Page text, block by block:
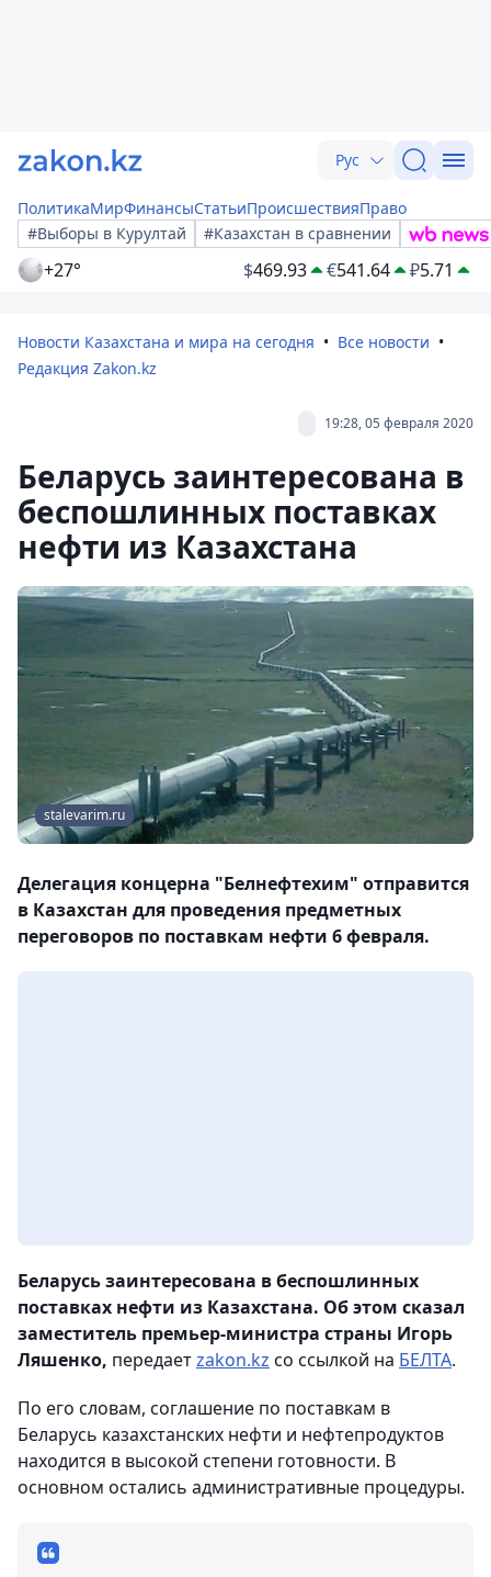
Рус
ПолитикаМирФинансыСтатьиПроисшествияПраво
#Выборы в Курултай
#Казахстан в сравнении
+27° $469.93 €541.64 ₽5.71
Новости Казахстана и мира на сегодня
Все новости
Редакция Zakon.kz
19:28, 05 февраля 2020
Беларусь заинтересована в
беспошлинных поставках
нефти из Казахстана
stalevarim.ru
Делегация концерна "Белнефтехим" отправится
в Казахстан для проведения предметных
переговоров по поставкам нефти 6 февраля.
Беларусь заинтересована в беспошлинных
поставках нефти из Казахстана. Об этом сказал
заместитель премьер-министра страны Игорь
Ляшенко, передаетzakon.kz со ссылкой на БЕЛТА.
По его словам, соглашение по поставкам в
Беларусь казахстанских нефти и нефтепродуктов
находится в высокой степени готовности. В
основном остались административные процедуры.